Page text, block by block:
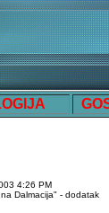
4:26 PM
Dalmacija" - dodatak